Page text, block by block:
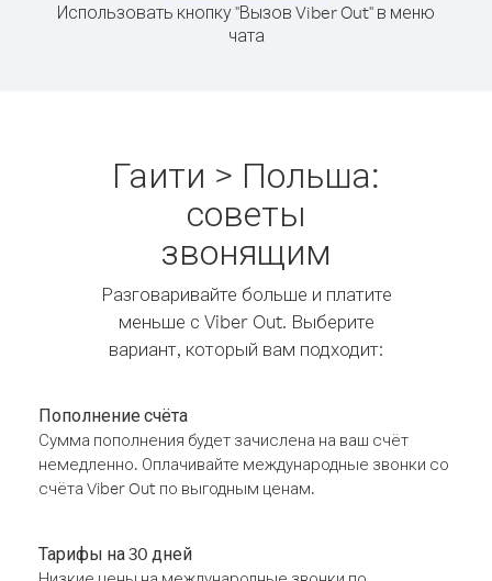
Использовать кнопку "Вызов Viber Out" в меню
чата
Гаити > Польша:
советы
звонящим
Разговаривайте больше и платите
меньше с Viber Out. Выберите
вариант, который вам подходит:
Пополнение счёта
Сумма пополнения будет зачислена на ваш счёт
немедленно. Оплачивайте международные звонки со
счёта Viber Out по выгодным ценам.
Тарифы на 30 дней